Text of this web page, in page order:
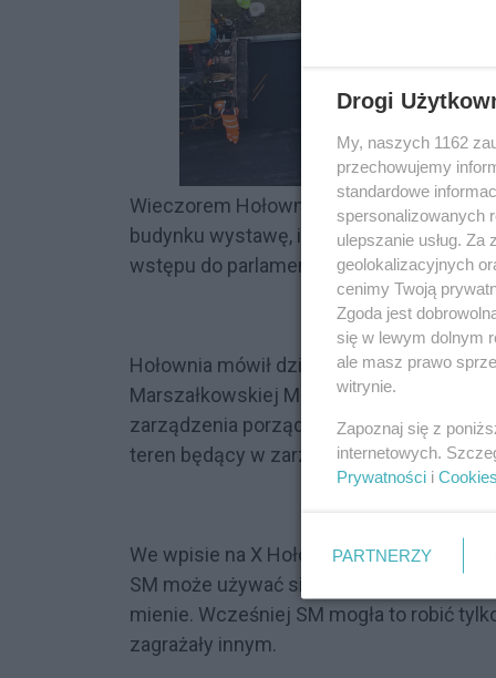
Wieczorem Hołownia przekazał na
budynku wystawę, i został z niego
wstępu do parlamentu. Jak dodał, "nie
Hołownia mówił dziennikarzom w
Marszałkowskiej Michała Sadonia.
zarządzenia porządkowego, że poseł
teren będący w zarządzie Kancelarii
We wpisie na X Hołownia podkreślił, że
SM może używać siły fizycznej wobec
mienie. Wcześniej SM mogła to robić
zagrażały innym.
Drogi
My, naszych 1162
przechowujemy
standardowe
spersonalizowanych
ulepszanie usług.
geolokalizacyjnych
cenimy Twoją
Zgoda jest
się w lewym dolnym
ale masz prawo
witrynie.
Zapoznaj się z
internetowych.
Prywatności i Cookies
PARTNERZY